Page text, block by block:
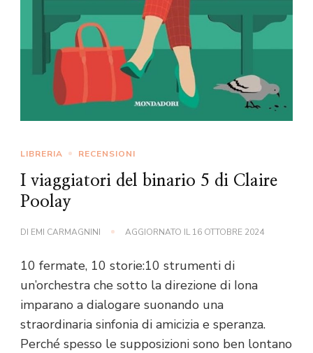
LIBRERIA RECENSIONI
I viaggiatori del binario 5 di Claire
Poolay
DI EMI CARMAGNINI AGGIORNATO IL16 OTTOBRE 2024
10 fermate, 10 storie:10 strumenti di
un’orchestra che sotto la direzione di Iona
imparano a dialogare suonando una
straordinaria sinfonia di amicizia e speranza.
Perché spesso le supposizioni sono ben lontano